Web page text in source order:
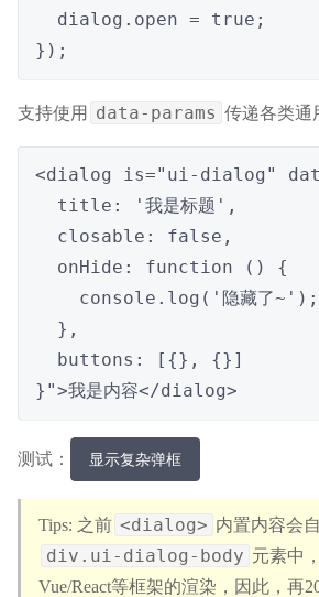
});
支持使用 data-params 传递各类通
<dialog is="ui-dialog"
}">我是内容</dialog>
测试： 显示复杂弹框
之前 <dialog> 内置内容会
div.ui-dialog-body 元素中
Vue/React等框架的渲染，因此，再